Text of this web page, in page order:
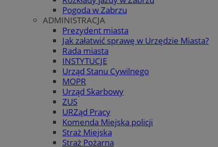
Pogoda w Zabrzu
ADMINISTRACJA
Prezydent miasta
Jak załatwić sprawę w Urzędzie Miasta?
Rada miasta
INSTYTUCJE
Urząd Stanu Cywilnego
MOPR
Urząd Skarbowy
ZUS
URZąd Pracy
Komenda Miejska policji
Straż Miejska
Straż Pożarna